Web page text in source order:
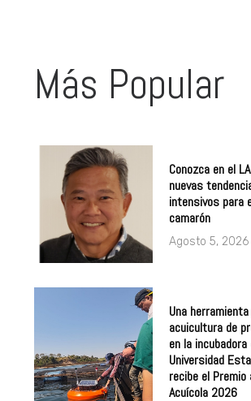
Más Popular
Conozca en el
nuevas
intensivos para
Una
acuicultura de
en la incubadora
Universidad
recibe el Premio